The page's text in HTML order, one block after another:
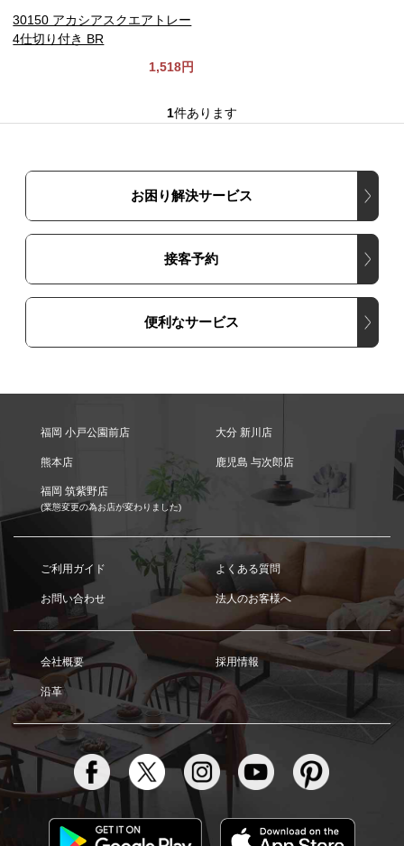
30150 アカシアスクエアトレー
4仕切り付き BR
1,518円
1件あります
お困り解決サービス
接客予約
便利なサービス
福岡 小戸公園前店 大分 新川店
熊本店 鹿児島 与次郎店
福岡 筑紫野店
(業態変更の為お店が変わりました)
ご利用ガイド よくある質問
お問い合わせ 法人のお客様へ
会社概要 採用情報
沿革